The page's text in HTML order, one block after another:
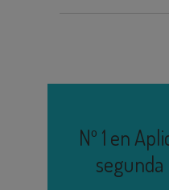
Nº 1 en